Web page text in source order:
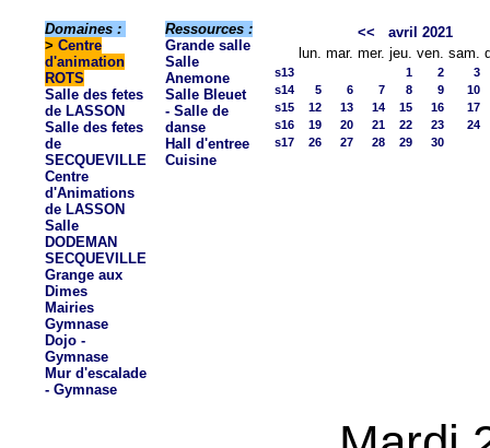
Domaines :
> Centre
d'animation
ROTS
Salle des fetes
de LASSON
Salle des fetes
de
SECQUEVILLE
Centre
d'Animations
de LASSON
Salle
DODEMAN
SECQUEVILLE
Grange aux
Dimes
Mairies
Gymnase
Dojo -
Gymnase
Mur d'escalade
- Gymnase
Ressources :
Grande salle
Salle
Anemone
Salle Bleuet
- Salle de
danse
Hall d'entree
Cuisine
<<
avril 2021
lun. mar. mer. jeu. ven. sam.
s13 1 2
3
s14
5 6 7 8 9
10
s15
12 13 14 15 16
17
s16
19 20 21 22 23
24
s17
26 27 28 29 30